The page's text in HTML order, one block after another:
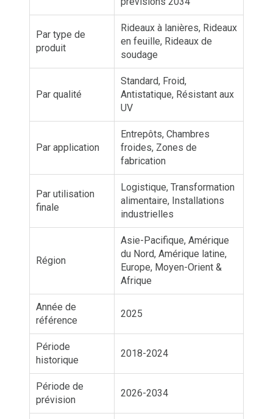
Par type de
produit
Rideaux à lanières, Rideaux
en feuille, Rideaux de
soudage
Par qualité
Standard, Froid,
Antistatique, Résistant aux
UV
Par application
Entrepôts, Chambres
froides, Zones de
fabrication
Par utilisation
finale
Logistique, Transformation
alimentaire, Installations
industrielles
Région
Asie-Pacifique, Amérique
du Nord, Amérique latine,
Europe, Moyen-Orient &
Afrique
Année de
référence
2025
Période
historique
2018-2024
Période de
prévision
2026-2034